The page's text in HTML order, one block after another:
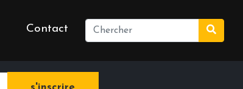
Contact